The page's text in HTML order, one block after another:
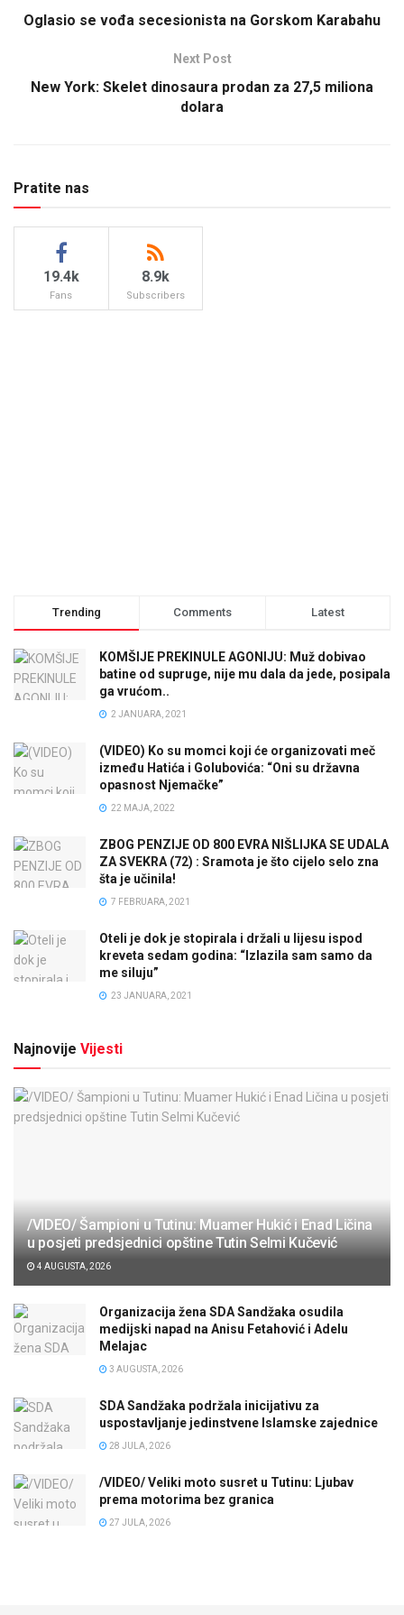
Oglasio se vođa secesionista na Gorskom Karabahu
Next Post
New York: Skelet dinosaura prodan za 27,5 miliona
dolara
Pratite nas
19.4k
Fans
8.9k
Subscribers
Trending Comments Latest
KOMŠIJE PREKINULE AGONIJU: Muž dobivao
batine od supruge, nije mu dala da jede, posipala
ga vrućom..
2 JANUARA, 2021
(VIDEO) Ko su momci koji će organizovati meč
između Hatića i Golubovića: “Oni su državna
opasnost Njemačke”
22 MAJA, 2022
ZBOG PENZIJE OD 800 EVRA NIŠLIJKA SE UDALA
ZA SVEKRA (72) : Sramota je što cijelo selo zna
šta je učinila!
7 FEBRUARA, 2021
Oteli je dok je stopirala i držali u lijesu ispod
kreveta sedam godina: “Izlazila sam samo da
me siluju”
23 JANUARA, 2021
Najnovije Vijesti
/VIDEO/ Šampioni u Tutinu: Muamer Hukić i Enad Ličina
u posjeti predsjednici opštine Tutin Selmi Kučević
4 AUGUSTA, 2026
Organizacija žena SDA Sandžaka osudila
medijski napad na Anisu Fetahović i Adelu
Melajac
3 AUGUSTA, 2026
SDA Sandžaka podržala inicijativu za
uspostavljanje jedinstvene Islamske zajednice
28 JULA, 2026
/VIDEO/ Veliki moto susret u Tutinu: Ljubav
prema motorima bez granica
27 JULA, 2026